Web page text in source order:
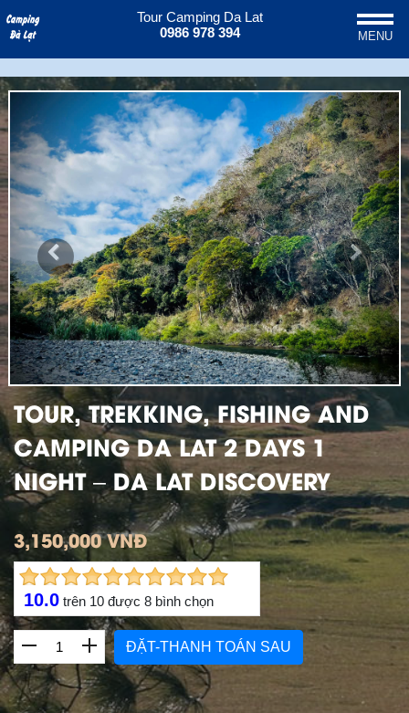
Tour Camping Da Lat
0986 978 394
MENU
Previous Next
TOUR, TREKKING, FISHING AND
CAMPING DA LAT 2 DAYS 1
NIGHT – DA LAT DISCOVERY
3,150,000 VNĐ
10.0 trên 10 được 8 bình chọn
ĐẶT-THANH TOÁN SAU